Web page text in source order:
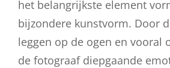
het belangrijkste element
bijzondere kunstvorm. Door
leggen op de ogen en vooral
de fotograaf diepgaande